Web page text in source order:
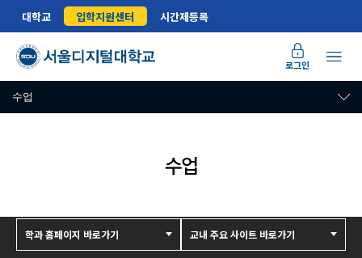
대학교 입학지원센터 시간제등록
로그인
수업
수업
학과 홈페이지 바로가기 교내 주요 사이트 바로가기